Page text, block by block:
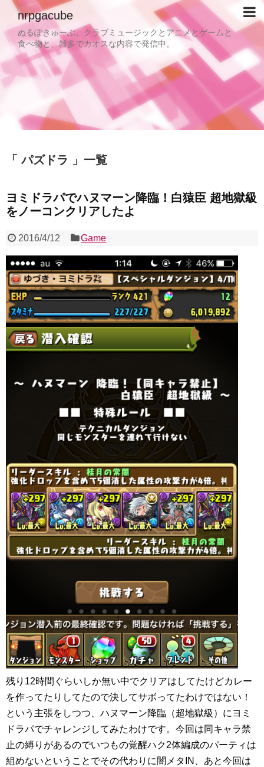
nrpgacube
ぬるぽきゅーぶ。クラブミュージックとアニメとゲームと
食べ物と、雑多でカオスな内容で発信中。
パズドラ 一覧
ヨミドラパでハヌマーン降臨！白猿臣 超地獄級
をノーコンクリアしたよ
2016/4/12 Game
残り12時間ぐらいしか無い中でクリアはしてたけどカレー
を作ってたりしてたので決してサボってたわけではない！
という主張をしつつ、ハヌマーン降臨（超地獄級）にヨミ
ドラパでチャレンジしてみたわけです。今回は同キャラ禁
止の縛りがあるのでいつもの覚醒ハク2体編成のパーティは
組めないということでその代わりに闇メタIN、あと今回は